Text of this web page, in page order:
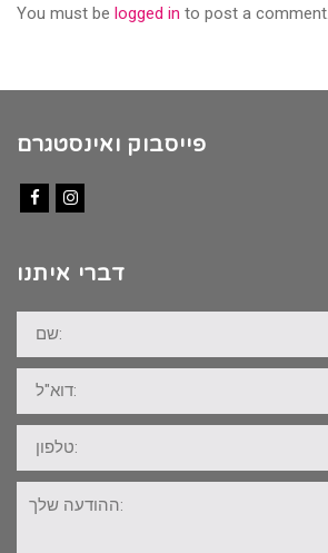
You must be logged in to post a comment.
פייסבוק ואינסטגרם
דברי איתנו
שם:
דוא"ל:
טלפון:
ההודעה
שלך: